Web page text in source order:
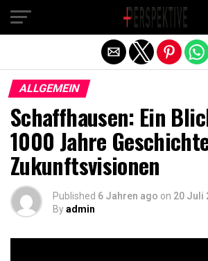
ALLGEMEIN
Schaffhausen: Ein
1000 Jahre
Zukunftsvisionen
Published 6 Jahren ago on 20 Juli
Byadmin
Exit mobile version